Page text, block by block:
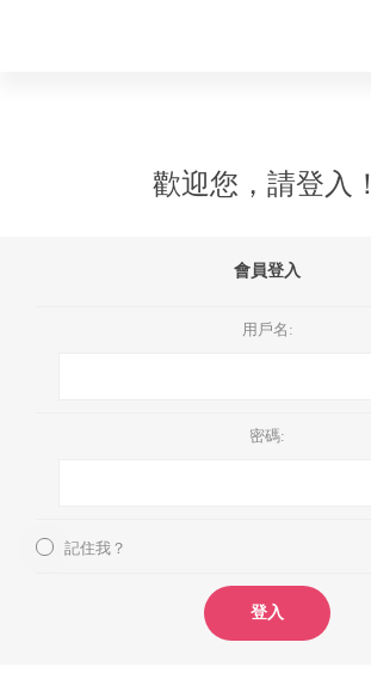
歡迎您，請登入！
會員登入
用戶名:
密碼:
記住我？
登入